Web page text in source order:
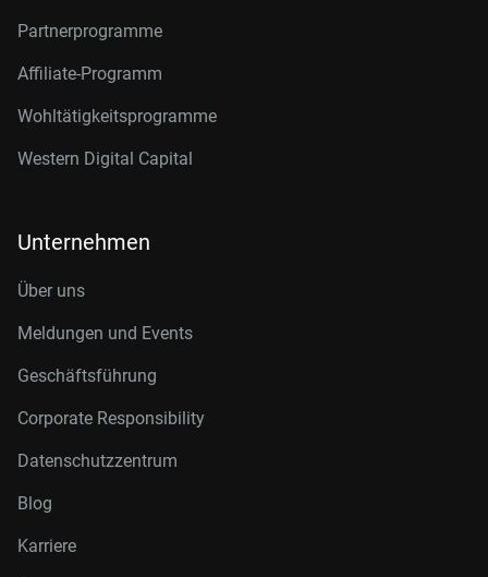
Partnerprogramme
Affiliate-Programm
Wohltätigkeitsprogramme
Western Digital Capital
Unternehmen
Über uns
Meldungen und Events
Geschäftsführung
Corporate Responsibility
Datenschutzzentrum
Blog
Karriere